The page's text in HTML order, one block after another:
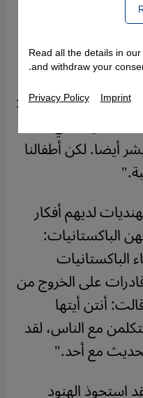
الحقيقة هو أنه
الهندية
في أذهاننا أشياء
فيها، كأن نقول:
أنا أيضا في
أيضا. لكن أطفالنا
لديهم أفكار
الباكستانيات:
على الخروج من
أنتن أيتها
مع الناس، لقد
مع أحد."
استحوذ الهنود
Read all the details in our
and withdraw your
Privacy Policy Imprint